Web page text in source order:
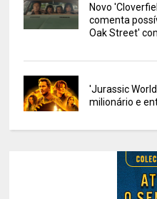
Novo
comenta
Oak Street'
'Jurassic
milionário e